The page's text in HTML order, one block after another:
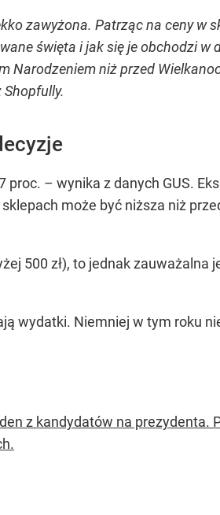
zawyżona. Patrząc na ceny w
święta i jak się je obchodzi w
Narodzeniem niż przed
– wynika z danych GUS.
może być niższa niż
500 zł), to jednak zauważalna
wydatki. Niemniej w tym roku
z kandydatów na prezydenta.